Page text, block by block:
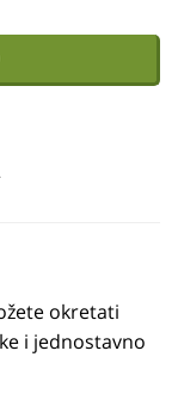
okretati
i jednostavno